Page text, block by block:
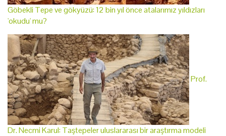
Göbekli Tepe ve gökyüzü: 12 bin yıl önce atalarımız yıldızları
'okudu' mu?
Prof.
Dr. Necmi Karul: Taştepeler uluslararası bir araştırma modeli